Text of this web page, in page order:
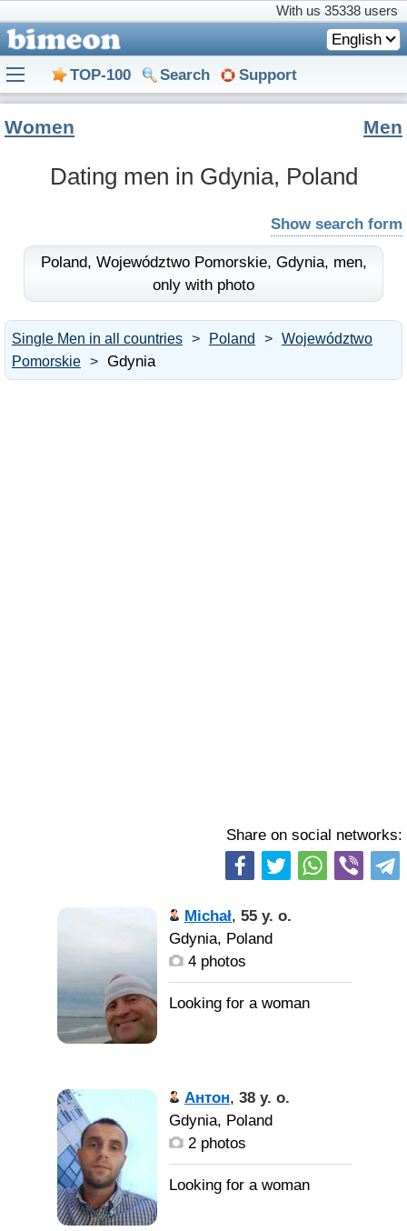
With us 35338 users
English
TOP-100 Search Support
Dating men in Gdynia, Poland
Women Men
Show search form
Poland, Województwo Pomorskie, Gdynia, men,
only with photo
Single Men in all countries Poland
Województwo
Pomorskie
Gdynia
Share on social networks:
Michał, 55 y. o.
Gdynia, Poland
4 photos
Антон, 38 y. o.
Gdynia, Poland
2 photos